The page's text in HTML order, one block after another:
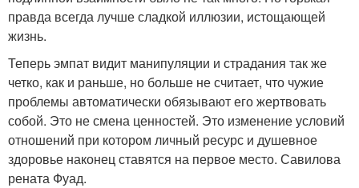
правда всегда лучше сладкой иллюзии, истощающей
жизнь.
Теперь эмпат видит манипуляции и страдания так же
четко, как и раньше, но больше не считает, что чужие
проблемы автоматически обязывают его жертвовать
собой. Это не смена ценностей. Это изменение условий
отношений при котором личный ресурс и душевное
здоровье наконец ставятся на первое место. Савилова
рената Фуад.